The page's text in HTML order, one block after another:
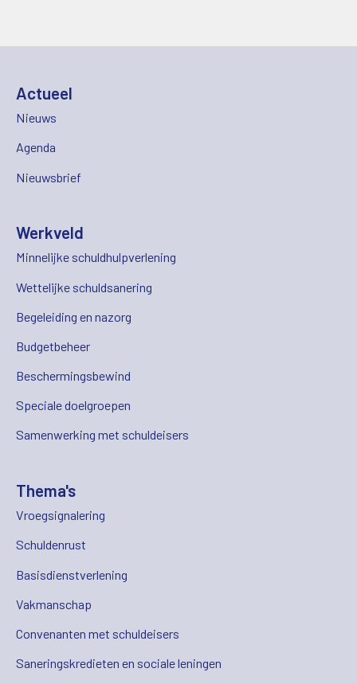
Actueel
Nieuws
Agenda
Nieuwsbrief
Werkveld
Minnelijke schuldhulpverlening
Wettelijke schuldsanering
Begeleiding en nazorg
Budgetbeheer
Beschermingsbewind
Speciale doelgroepen
Samenwerking met schuldeisers
Thema's
Vroegsignalering
Schuldenrust
Basisdienstverlening
Vakmanschap
Convenanten met schuldeisers
Saneringskredieten en sociale leningen